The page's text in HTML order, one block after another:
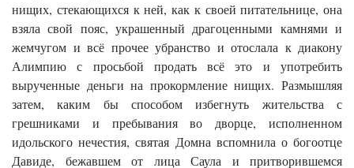
нищих, стекающихся к ней, как к своей питательнице, она
взяла свой пояс, украшенный драгоценными камнями и
жемчугом и всё прочее убранство и отослала к диакону
Алимпию с просьбой продать всё это и употребить
вырученные деньги на прокормление нищих. Размышляя
затем, каким бы способом избегнуть жительства с
грешниками и пребывания во дворце, исполненном
идольского нечестия, святая Домна вспомнила о богоотце
Давиде, бежавшем от лица Саула и притворившемся